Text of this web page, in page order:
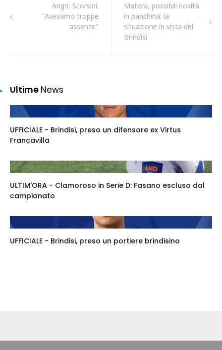
Angri, Scorsini:
"Avevamo troppe
assenze"
Matera, possibili novità
in panchina: la
situazione in vista del
Brindisi
Ultime News
UFFICIALE - Brindisi, preso un difensore ex Virtus
Francavilla
ULTIM'ORA - Clamoroso in Serie D: Fasano escluso dal
campionato
UFFICIALE - Brindisi, preso un portiere brindisino